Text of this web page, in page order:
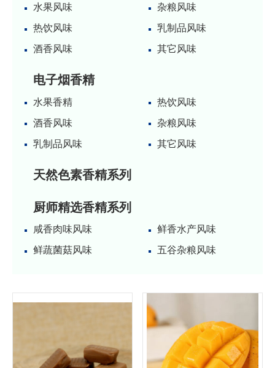
水果风味
杂粮风味
热饮风味
乳制品风味
酒香风味
其它风味
电子烟香精
水果香精
热饮风味
酒香风味
杂粮风味
乳制品风味
其它风味
天然色素香精系列
厨师精选香精系列
咸香肉味风味
鲜香水产风味
鲜蔬菌菇风味
五谷杂粮风味